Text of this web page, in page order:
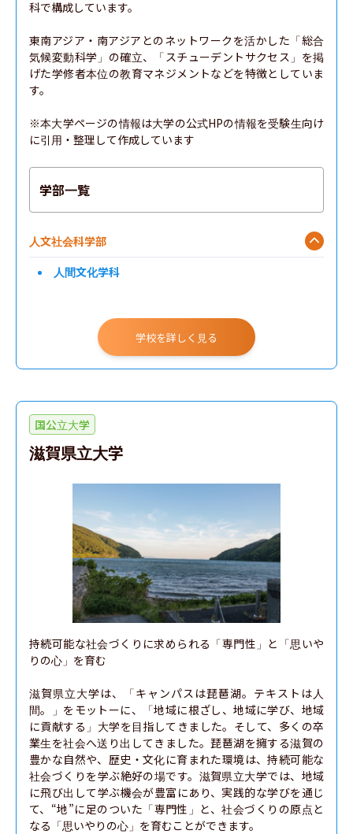
科で構成しています。
東南アジア・南アジアとのネットワークを活かした「総合
気候変動科学」の確立、「スチューデントサクセス」を掲
げた学修者本位の教育マネジメントなどを特徴としていま
す。
※本大学ページの情報は大学の公式HPの情報を受験生向け
に引用・整理して作成しています
学部一覧
人文社会科学部
人間文化学科
学校を詳しく見る
国公立大学
滋賀県立大学
持続可能な社会づくりに求められる「専門性」と「思いや
りの心」を育む
滋賀県立大学は、「キャンパスは琵琶湖。テキストは人
間。」をモットーに、「地域に根ざし、地域に学び、地域
に貢献する」大学を目指してきました。そして、多くの卒
業生を社会へ送り出してきました。琵琶湖を擁する滋賀の
豊かな自然や、歴史・文化に育まれた環境は、持続可能な
社会づくりを学ぶ絶好の場です。滋賀県立大学では、地域
に飛び出して学ぶ機会が豊富にあり、実践的な学びを通じ
て、“地”に足のついた「専門性」と、社会づくりの原点と
なる「思いやりの心」を育むことができます。